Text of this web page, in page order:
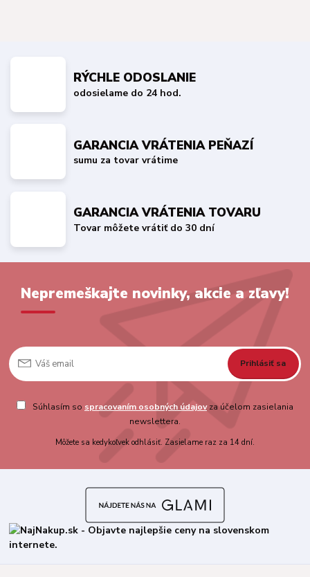
RÝCHLE ODOSLANIE
odosielame do 24 hod.
GARANCIA VRÁTENIA PEŇAZÍ
sumu za tovar vrátime
GARANCIA VRÁTENIA TOVARU
Tovar môžete vrátiť do 30 dní
Nepremeškajte novinky, akcie a zľavy!
Prihlásiť sa
Súhlasím so spracovaním osobných údajovza účelom zasielania
newslettera.
Môžete sa kedykoľvek odhlásiť. Zasielame raz za 14 dní.